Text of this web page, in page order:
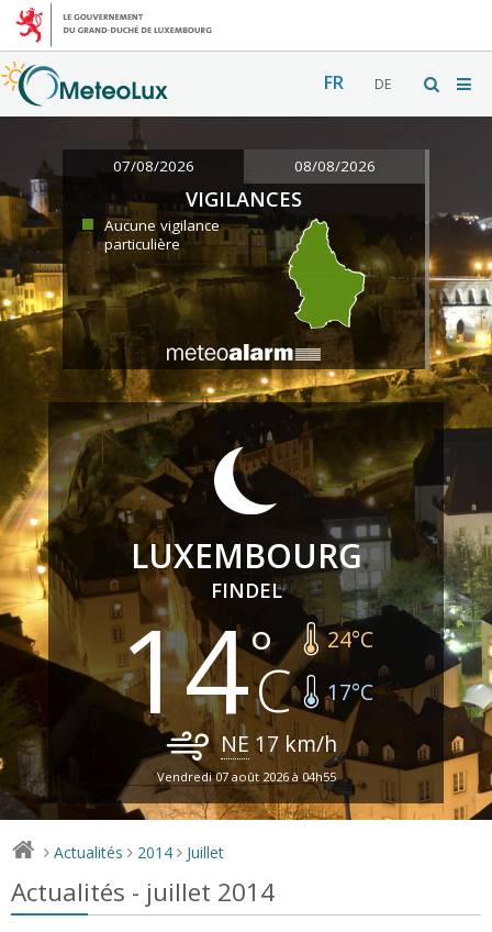
FR DE
07/08/2026 08/08/2026
VIGILANCES
Aucune vigilance
particulière
LUXEMBOURG
FINDEL
14 24°C
17°C
NE 17 km/h
Vendredi 07 août 2026 à 04h55
> Actualités > 2014 > Juillet
Actualités - juillet 2014